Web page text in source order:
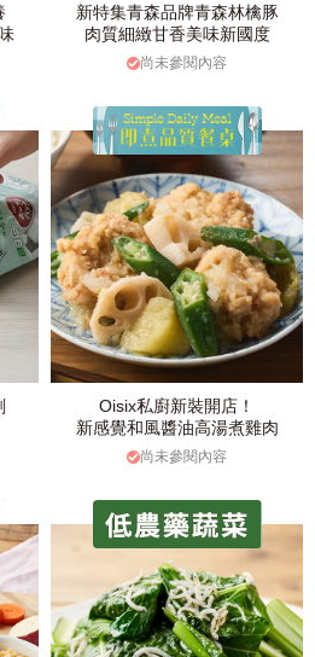
新特集青森品牌青森林檎豚
肉質細緻甘香美味新國度
尚未參閱內容
Oisix私廚新裝開店！
新感覺和風醬油高湯煮雞肉
尚未參閱內容